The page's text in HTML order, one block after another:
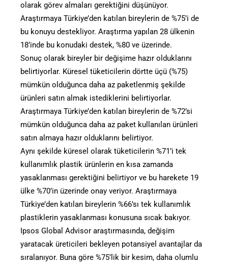
olarak görev almaları gerektiğini düşünüyor.
Araştırmaya Türkiye’den katılan bireylerin de %75’i de
bu konuyu destekliyor. Araştırma yapılan 28 ülkenin
18’inde bu konudaki destek, %80 ve üzerinde.
Sonuç olarak bireyler bir değişime hazır olduklarını
belirtiyorlar. Küresel tüketicilerin dörtte üçü (%75)
mümkün olduğunca daha az paketlenmiş şekilde
ürünleri satın almak istediklerini belirtiyorlar.
Araştırmaya Türkiye’den katılan bireylerin de %72’si
mümkün olduğunca daha az paket kullanılan ürünleri
satın almaya hazır olduklarını belirtiyor.
Aynı şekilde küresel olarak tüketicilerin %71’i tek
kullanımlık plastik ürünlerin en kısa zamanda
yasaklanması gerektiğini belirtiyor ve bu harekete 19
ülke %70’in üzerinde onay veriyor. Araştırmaya
Türkiye’den katılan bireylerin %66’sı tek kullanımlık
plastiklerin yasaklanması konusuna sıcak bakıyor.
Ipsos Global Advisor araştırmasında, değişim
yaratacak üreticileri bekleyen potansiyel avantajlar da
sıralanıyor. Buna göre %75’lik bir kesim, daha olumlu